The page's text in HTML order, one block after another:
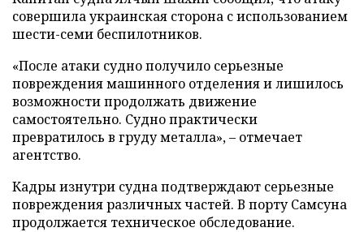
совершила украинская сторона с использованием
шести-семи беспилотников.
«После атаки судно получило серьезные
повреждения машинного отделения и лишилось
возможности продолжать движение
самостоятельно. Судно практически
превратилось в груду металла», – отмечает
агентство.
Кадры изнутри судна подтверждают серьезные
повреждения различных частей. В порту Самсуна
продолжается техническое обследование.